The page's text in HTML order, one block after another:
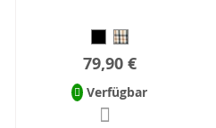
79,90 €
Verfügbar